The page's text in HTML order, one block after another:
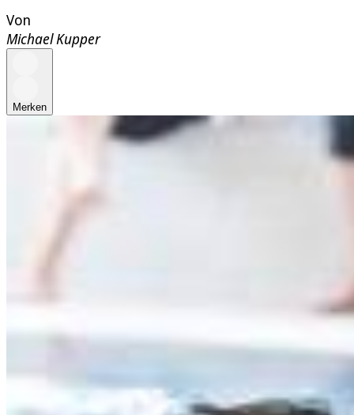
Von
Michael Kupper
Merken